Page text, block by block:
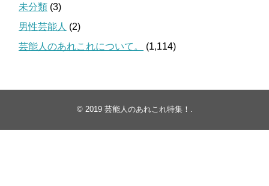
未分類 (3)
男性芸能人 (2)
芸能人のあれこれについて。
(1,114)
© 2019 芸能人のあれこれ特集！